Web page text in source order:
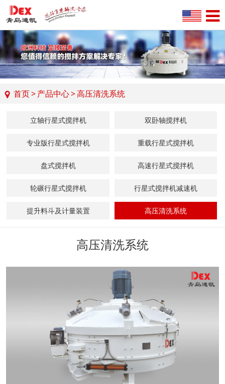
首页>产品中心>高压清洗系统
立轴行星式搅拌机 双卧轴搅拌机
专业版行星式搅拌机 重载行星式搅拌机
盘式搅拌机 高速行星式搅拌机
轮碾行星式搅拌机 行星式搅拌机减速机
提升料斗及计量装置 高压清洗系统
高压清洗系统